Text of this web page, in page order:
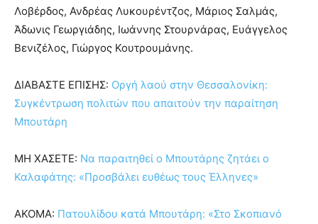
Λοβέρδος, Ανδρέας Λυκουρέντζος, Μάριος Σαλμάς,
Άδωνις Γεωργιάδης, Ιωάννης Στουρνάρας, Ευάγγελος
Βενιζέλος, Γιώργος Κουτρουμάνης.
ΔΙΑΒΑΣΤΕ ΕΠΙΣΗΣ: Οργή λαού στην Θεσσαλονίκη:
Συγκέντρωση πολιτών που απαιτούν την παραίτηση
Μπουτάρη
ΜΗ ΧΑΣΕΤΕ: Να παραιτηθεί ο Μπουτάρης ζητάει ο
Καλαφάτης: «Προσβάλει ευθέως τους Έλληνες»
ΑΚΟΜΑ: Πατουλίδου κατά Μπουτάρη: «Στο Σκοπιανό